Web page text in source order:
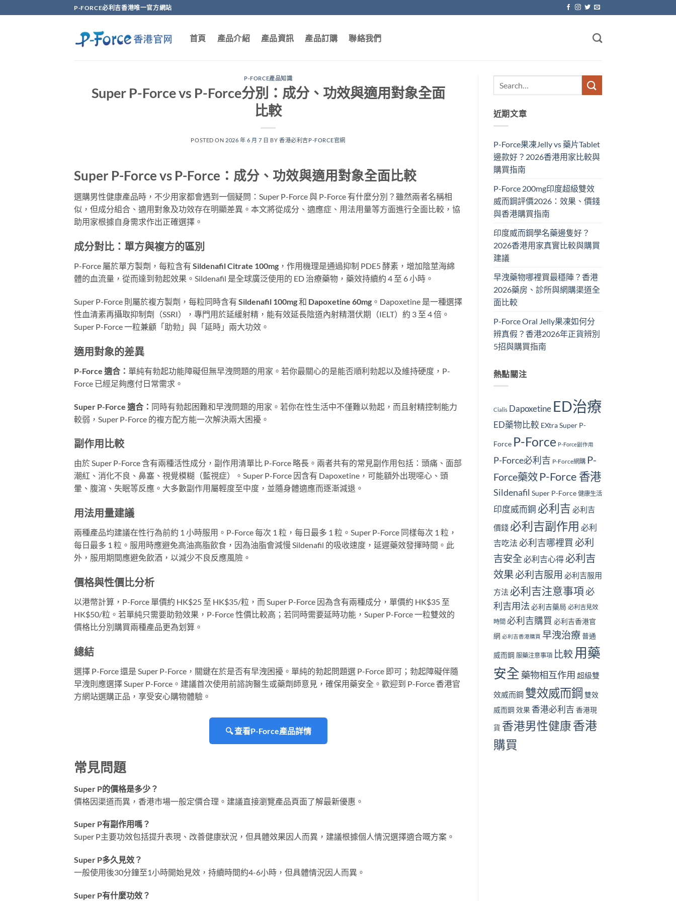
to
P-FORCE必利吉香港唯一官方網站
首頁 產品介紹 產品資訊 產品訂購 聯絡我們
P-FORCE產品知識
Super P-Force vs P-Force分別：成分、功效與適用對象全面
比較
POSTED ON 2026 年 6 月 7 日 BY香港必利吉P-FORCE官網
Super P-Force vs P-Force：成分、功效與適用對象全面比較
選購男性健康產品時，不少用家都會遇到一個疑問：Super P-Force 與 P-Force 有什麼分別？雖然兩者名稱相
似，但成分組合、適用對象及功效存在明顯差異。本文將從成分、適應症、用法用量等方面進行全面比較，協
助用家根據自身需求作出正確選擇。
成分對比：單方與複方的區別
P-Force 屬於單方製劑，每粒含有 Sildenafil Citrate 100mg ，作用機理是通過抑制 PDE5 酵素，增加陰莖海綿
體的血流量，從而達到勃起效果。Sildenafil 是全球廣泛使用的 ED 治療藥物，藥效持續約 4 至 6 小時。
Super P-Force 則屬於複方製劑，每粒同時含有 Sildenafil 100mg和 Dapoxetine 60mg 。Dapoxetine 是一種選擇
性血清素再攝取抑制劑（SSRI），專門用於延緩射精，能有效延長陰道內射精潛伏期（IELT）約 3 至 4 倍。
Super P-Force 一粒兼顧「助勃」與「延時」兩大功效。
適用對象的差異
P-Force 適合： 單純有勃起功能障礙但無早洩問題的用家。若你最關心的是能否順利勃起以及維持硬度，P-
Force 已經足夠應付日常需求。
Super P-Force 適合： 同時有勃起困難和早洩問題的用家。若你在性生活中不僅難以勃起，而且射精控制能力
較弱，Super P-Force 的複方配方能一次解決兩大困擾。
副作用比較
由於 Super P-Force 含有兩種活性成分，副作用清單比 P-Force 略長。兩者共有的常見副作用包括：頭痛、面部
潮紅、消化不良、鼻塞、視覺模糊（藍視症）。Super P-Force 因含有 Dapoxetine，可能額外出現噁心、頭
暈、腹瀉、失眠等反應。大多數副作用屬輕度至中度，並隨身體適應而逐漸減退。
用法用量建議
兩種產品均建議在性行為前約 1 小時服用。P-Force 每次 1 粒，每日最多 1 粒。Super P-Force 同樣每次 1 粒，
每日最多 1 粒。服用時應避免高油高脂飲食，因為油脂會減慢 Sildenafil 的吸收速度，延遲藥效發揮時間。此
外，服用期間應避免飲酒，以減少不良反應風險。
價格與性價比分析
以港幣計算，P-Force 單價約 HK$25 至 HK$35/粒，而 Super P-Force 因為含有兩種成分，單價約 HK$35 至
HK$50/粒。若單純只需要助勃效果，P-Force 性價比較高；若同時需要延時功能，Super P-Force 一粒雙效的
價格比分別購買兩種產品更為划算。
總結
選擇 P-Force 還是 Super P-Force，關鍵在於是否有早洩困擾。單純的勃起問題選 P-Force 即可；勃起障礙伴隨
早洩則應選擇 Super P-Force。建議首次使用前諮詢醫生或藥劑師意見，確保用藥安全。歡迎到 P-Force 香港官
方網站選購正品，享受安心購物體驗。
🔍 查看P-Force產品詳情
常見問題
Super P的價格是多少？
價格因渠道而異，香港市場一般定價合理。建議直接瀏覽產品頁面了解最新優惠。
Super P有副作用嗎？
Super P主要功效包括提升表現、改善健康狀況，但具體效果因人而異，建議根據個人情況選擇適合嘅方案。
Super P多久見效？
一般使用後30分鐘至1小時開始見效，持續時間約4-6小時，但具體情況因人而異。
Super P有什麼功效？
近期文章
P-Force果凍Jelly vs 藥片Tablet
邊款好？2026香港用家比較與
購買指南
P-Force 200mg印度超級雙效
威而鋼評價2026：效果、價錢
與香港購買指南
印度威而鋼學名藥邊隻好？
2026香港用家真實比較與購買
建議
早洩藥物哪裡買最穩陣？香港
2026藥房、診所與網購渠道全
面比較
P-Force Oral Jelly果凍如何分
辨真假？香港2026年正貨辨別
5招與購買指南
熱點關注
Cialis Dapoxetine ED治療
ED藥物比較 EXtra Super P-
Force P-Force P-Force副作用
P-Force必利吉 P-Force網購 P-
Force藥效 P-Force 香港
Sildenafil Super P-Force 健康生活
印度威而鋼 必利吉 必利吉
價錢 必利吉副作用 必利
吉吃法 必利吉哪裡買 必利
吉安全必利吉心得必利吉
效果必利吉服用 必利吉服用
方法必利吉注意事項 必
利吉用法 必利吉藥局 必利吉見效
時間 必利吉購買 必利吉香港官
網 必利吉香港購買 早洩治療 普通
威而鋼 服藥注意事項 比較 用藥
安全 藥物相互作用 超級雙
效威而鋼 雙效威而鋼 雙效
威而鋼 效果 香港必利吉 香港現
貨 香港男性健康香港
購買